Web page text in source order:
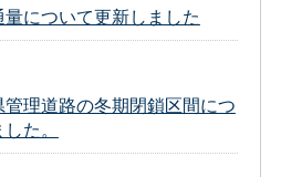
について更新しました
管理道路の冬期閉鎖区間につ
た。